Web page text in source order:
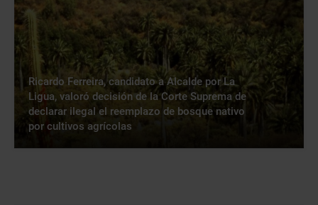
Ricardo Ferreira, candidato a Alcalde por La
Ligua, valoró decisión de la Corte Suprema de
declarar ilegal el reemplazo de bosque nativo
por cultivos agrícolas